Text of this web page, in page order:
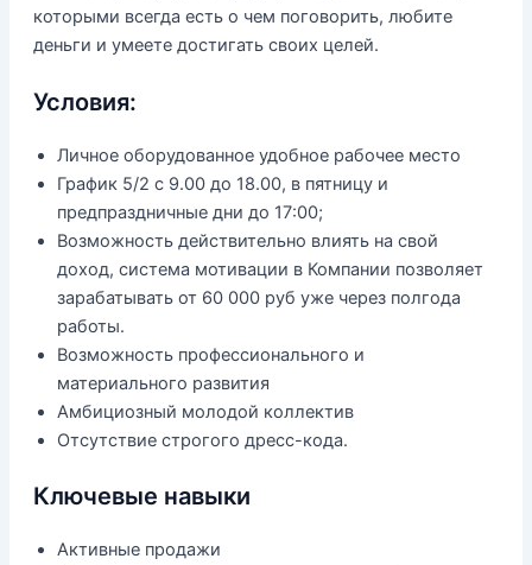
которыми всегда есть о чем поговорить, любите
деньги и умеете достигать своих целей.
Условия:
Личное оборудованное удобное рабочее место
График 5/2 с 9.00 до 18.00, в пятницу и
предпраздничные дни до 17:00;
Возможность действительно влиять на свой
доход, система мотивации в Компании позволяет
зарабатывать от 60 000 руб уже через полгода
работы.
Возможность профессионального и
материального развития
Амбициозный молодой коллектив
Отсутствие строгого дресс-кода.
Ключевые навыки
Активные продажи